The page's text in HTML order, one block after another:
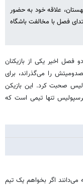
علاقه خود به حضور
فصل با مخالفت باشگاه
فصل اخیر یکی از بازیکنان
را می‌گذراند، برای
صحبت کرد. این بازیکن
پرسپولیس تنها تیمی است که
اگر بخواهم یک تیم